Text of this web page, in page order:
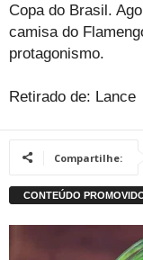
Copa do Brasil.
camisa do
protagonismo.
Retirado de: Lance
Compartilhe: